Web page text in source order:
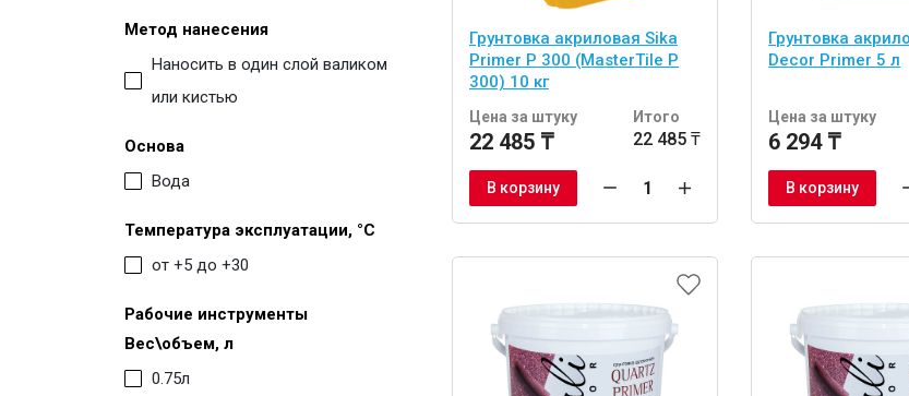
Метод нанесения
Наносить в один слой валиком
или кистью
Основа
Вода
Температура эксплуатации, °С
от +5 до +30
Рабочие инструменты
Вес\объем, л
0.75л
Грунтовка акриловая Sika
Primer P 300 (MasterTile P
300) 10 кг
Цена за штуку
22 485 ₸
Итого
22 485 ₸
В корзину
Грунтовка
Decor Primer 5 л
Цена за штуку
6 294 ₸
В корзину